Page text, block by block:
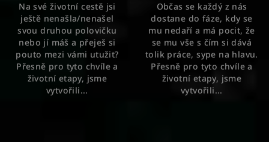
z
5
hvězdiček.
Na své životní cestě jsi
ještě nenašla/nenašel
svou druhou polovičku
nebo jí máš a přeješ si
pouto mezi vámi utužit?
Přesně pro tyto chvíle a
životní etapy, jsme
vytvořili...
z
5
hvězdiček.
Občas se každý z nás
dostane do fáze, kdy se
mu nedaří a má pocit, že
se mu vše s čím si dává
tolik práce, sype na hlavu.
Přesně pro tyto chvíle a
životní etapy, jsme
vytvořili...